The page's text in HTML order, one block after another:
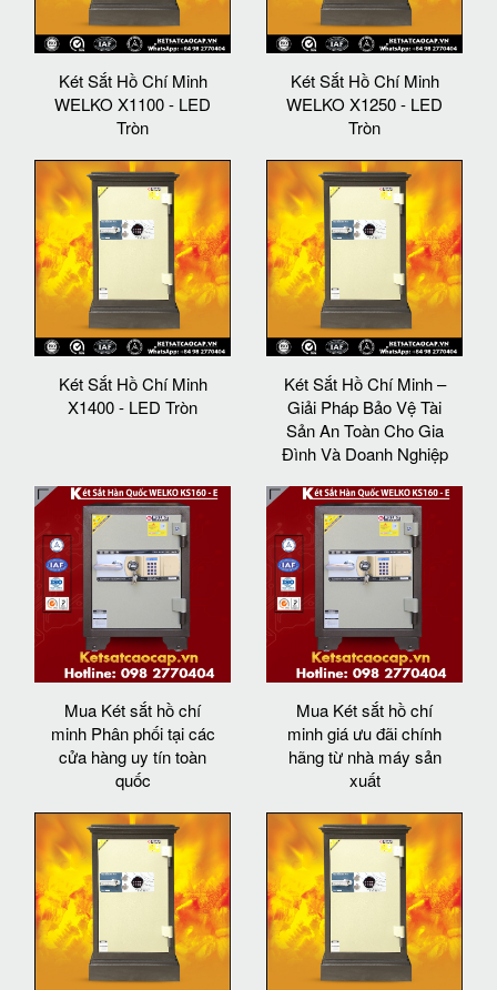
Két Sắt Hồ Chí Minh
WELKO X1100 - LED
Tròn
Két Sắt Hồ Chí Minh
WELKO X1250 - LED
Tròn
Két Sắt Hồ Chí Minh
X1400 - LED Tròn
Két Sắt Hồ Chí Minh –
Giải Pháp Bảo Vệ Tài
Sản An Toàn Cho Gia
Đình Và Doanh Nghiệp
Mua Két sắt hồ chí
minh Phân phối tại các
cửa hàng uy tín toàn
quốc
Mua Két sắt hồ chí
minh giá ưu đãi chính
hãng từ nhà máy sản
xuất